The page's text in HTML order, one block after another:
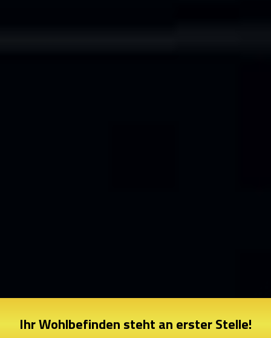
Ihr Wohlbefinden steht an erster Stelle!